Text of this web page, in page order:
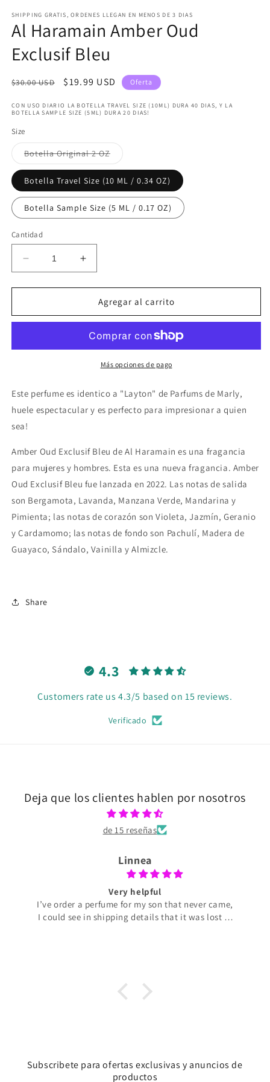
una
ventana
modal
SHIPPING GRATIS, ORDENES LLEGAN EN MENOS DE 3 DIAS
Al Haramain Amber Oud
Exclusif Bleu
Precio
$30.00 USD
Precio
oferta
$19.99 USD Oferta
CON USO DIARIO LA BOTELLA TRAVEL SIZE (10ML) DURA 40 DIAS, Y LA
BOTELLA SAMPLE SIZE (5ML) DURA 20 DIAS!
Size
Botella Original 2 OZVariante
agotada
o
no
disponible
Botella Travel Size (10 ML / 0.34 OZ)
Botella Sample Size (5 ML / 0.17 OZ)
Cantidad
Reducir
cantidad
para
Haramain
Exclusif
Aumentar
cantidad
para
Haramain
Oud
Exclusif
Bleu
Agregar al carrito
Más opciones de pago
Este perfume es identico a "Layton" de Parfums de Marly,
huele espectacular y es perfecto para impresionar a quien
sea!
Amber Oud Exclusif Bleu de Al Haramain es una fragancia
para mujeres y hombres. Esta es una nueva fragancia. Amber
Oud Exclusif Bleu fue lanzada en 2022. Las notas de salida
son Bergamota, Lavanda, Manzana Verde, Mandarina y
Pimienta; las notas de corazón son Violeta, Jazmín, Geranio
y Cardamomo; las notas de fondo son Pachulí, Madera de
Guayaco, Sándalo, Vainilla y Almizcle.
Share
4.3
Customers rate us 4.3/5 based on 15 reviews.
Verificado
Deja que los clientes hablen por nosotros
de 15 reseñas
Linnea
Very helpful
I’ve order a perfume for my son that never came,
I could see in shipping details that it was lost in
thankful for the help I got.
Subscribete para ofertas exclusivas y anuncios de
productos